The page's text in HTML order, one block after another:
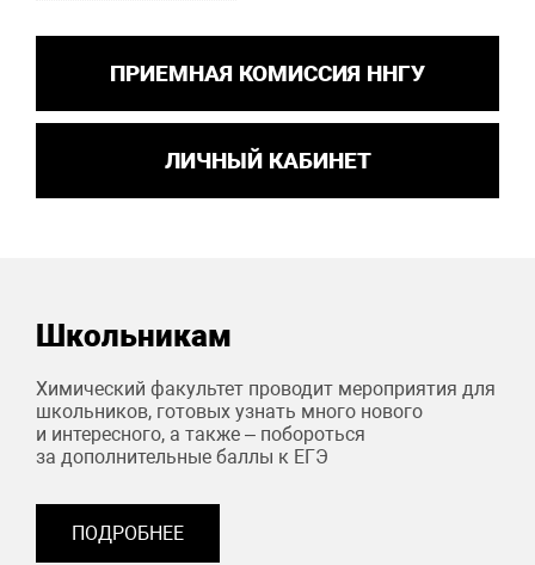
ПРИЕМНАЯ КОМИССИЯ ННГУ
ЛИЧНЫЙ КАБИНЕТ
Школьникам
Химический факультет проводит мероприятия для
школьников, готовых узнать много нового
и интересного, а также – побороться
за дополнительные баллы к ЕГЭ
ПОДРОБНЕЕ